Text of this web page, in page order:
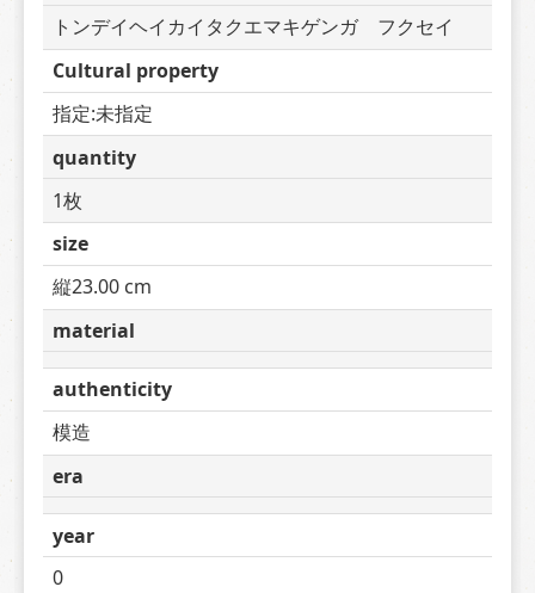
トンデイヘイカイタクエマキゲンガ　フクセイ
Cultural property
指定:未指定
quantity
1枚
size
縦23.00 cm
material
authenticity
模造
era
year
0